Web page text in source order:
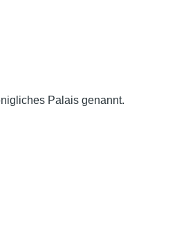
Palais genannt.